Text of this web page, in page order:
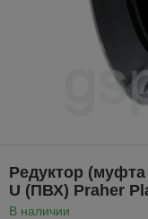
Редуктор (муфта
U (ПВХ) Praher
В наличии